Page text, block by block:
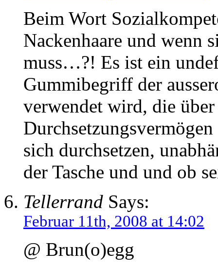
Beim Wort
Nackenhaare und wenn
muss…?! Es ist ein
Gummibegriff der
verwendet wird, die
sich durchsetzen,
der Tasche und und ob
Tellerrand Says:
Februar 11th, 2008 at 14:02
@ Brun(o)egg